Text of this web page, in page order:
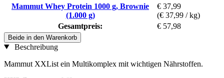
Mammut Whey Protein 1000 g, Brownie
(1.000 g)
€ 37,99
(€ 37,99 / kg)
Gesamtpreis:
€ 57,98
Beide in den Warenkorb
Beschreibung
Mammut XXList ein Multikomplex mit wichtigen Nährstoffen.